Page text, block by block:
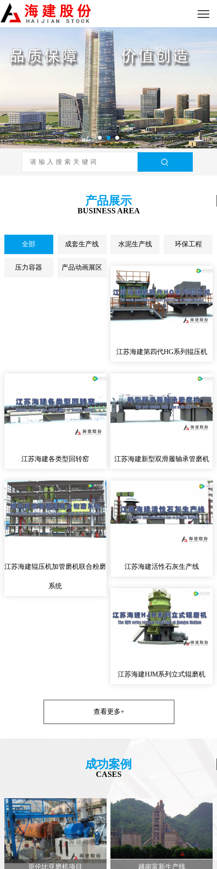
产品展示
BUSINESS AREA
全部 成套生产线 水泥生产线 环保工程
压力容器 产品动画展区
江苏海建第四代HG系列辊压机
江苏海建各类型回转窑 江苏海建新型双滑履轴承管磨机
江苏海建辊压机加管磨机联合粉磨
系统
江苏海建活性石灰生产线
江苏海建HJM系列立式辊磨机
查看更多+
成功案例
CASES
哥伦比亚磨机项目 越南富新生产线